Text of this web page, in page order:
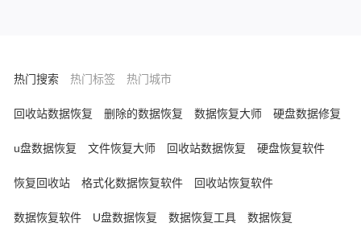
热门搜索 热门标签 热门城市
回收站数据恢复 删除的数据恢复 数据恢复大师 硬盘数据修复
u盘数据恢复 文件恢复大师 回收站数据恢复 硬盘恢复软件
恢复回收站 格式化数据恢复软件 回收站恢复软件
数据恢复软件 U盘数据恢复 数据恢复工具 数据恢复